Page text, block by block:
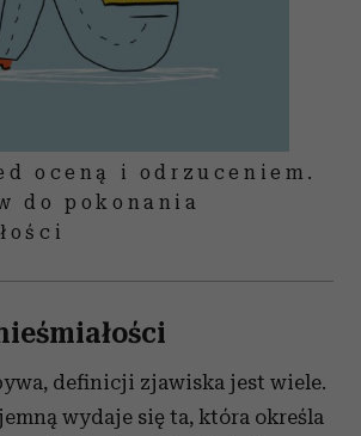
oceną i odrzuceniem.
do pokonania
definicji zjawiska jest wiele.
wydaje się ta, która określa